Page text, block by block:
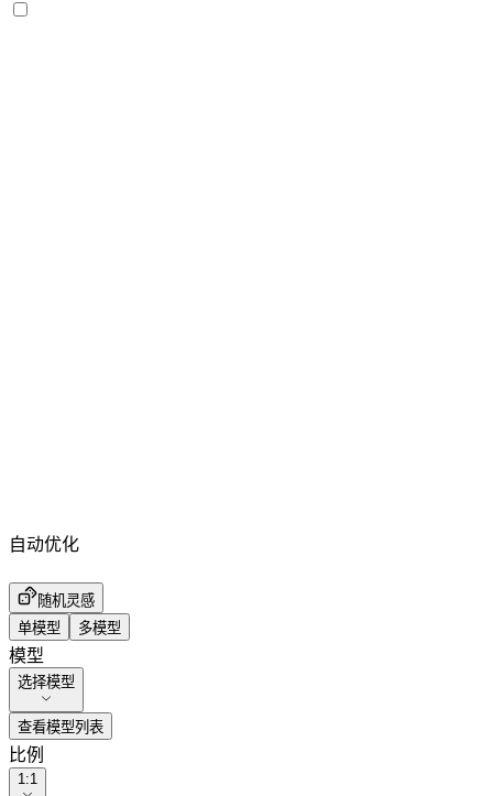
自动优化
随机灵感
单模型
多模型
模型
选择模型
查看模型列表
比例
1:1